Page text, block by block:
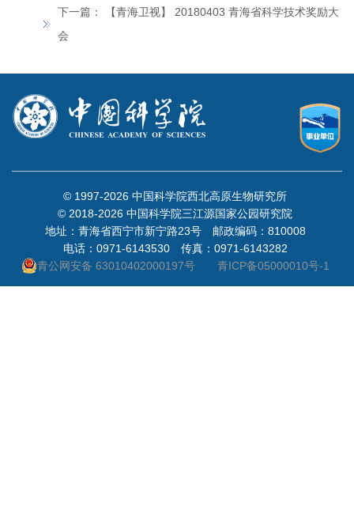
下一篇：
【青海卫视】 20180403 青海省科学技术奖励大
会
© 1997-2026 中国科学院西北高原生物研究所
© 2018-2026 中国科学院三江源国家公园研究院
地址：青海省西宁市新宁路23号 邮政编码：810008
电话：0971-6143530 传真：0971-6143282
青公网安备 63010402000197号
青ICP备05000010号-1